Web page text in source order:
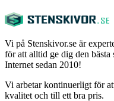
Vi på Stenskivor.se är
för att alltid ge dig den bästa
Internet sedan 2010!
Vi arbetar kontinuerligt för
kvalitet och till ett bra pris.